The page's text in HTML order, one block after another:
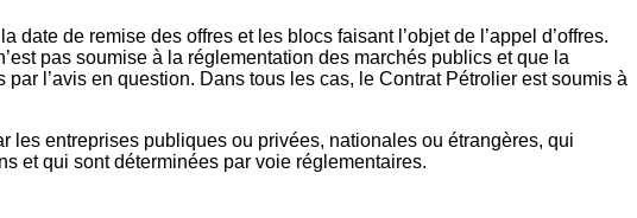
date de remise des offres et les blocs faisant l’objet de l’appel d’offres.
pas soumise à la réglementation des marchés publics et que la
l’avis en question. Dans tous les cas, le Contrat Pétrolier est soumis à
les entreprises publiques ou privées, nationales ou étrangères, qui
et qui sont déterminées par voie réglementaires.